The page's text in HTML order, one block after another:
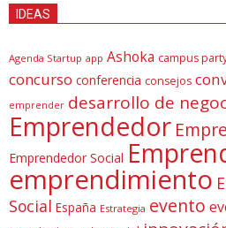
IDEAS
Agenda Startup app Ashoka campus
concurso conferencia consejos
emprender desarrollo de
Emprendedor
Emprendedor Social
emprendimiento
Social España Estrategia evento